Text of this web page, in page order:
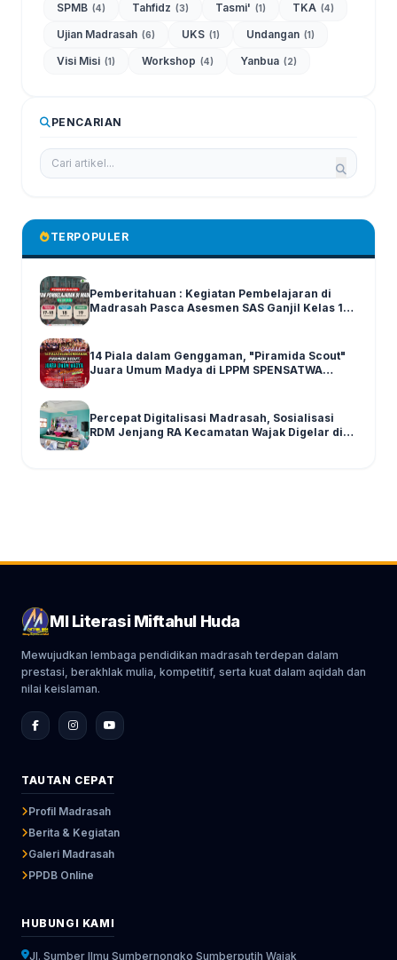
SPMB (4) Tahfidz (3) Tasmi' (1) TKA (4)
Ujian Madrasah (6) UKS (1) Undangan (1)
Visi Misi (1) Workshop (4) Yanbua (2)
PENCARIAN
TERPOPULER
Pemberitahuan : Kegiatan Pembelajaran di
Madrasah Pasca Asesmen SAS Ganjil Kelas 1-6
14 Piala dalam Genggaman, "Piramida Scout"
Juara Umum Madya di LPPM SPENSATWA
Percepat Digitalisasi Madrasah, Sosialisasi
RDM Jenjang RA Kecamatan Wajak Digelar di
MI Literasi Miftahul Huda
Mewujudkan lembaga pendidikan madrasah terdepan dalam
prestasi, berakhlak mulia, kompetitif, serta kuat dalam aqidah dan
nilai keislaman.
TAUTAN CEPAT
Profil Madrasah
Berita & Kegiatan
Galeri Madrasah
PPDB Online
HUBUNGI KAMI
Jl. Sumber Ilmu Sumbernongko Sumberputih Wajak